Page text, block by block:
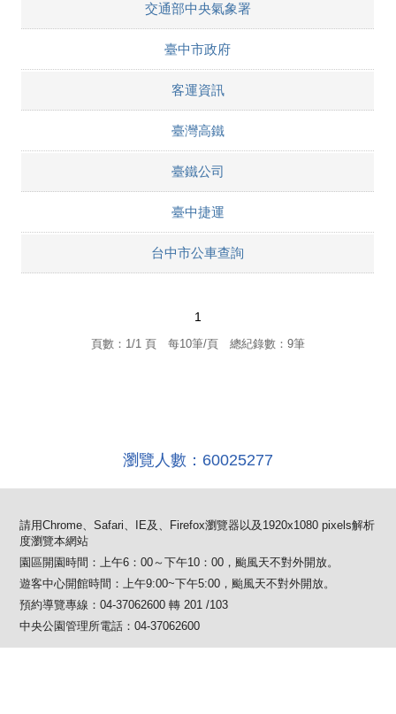
交通部中央氣象署
臺中市政府
客運資訊
臺灣高鐵
臺鐵公司
臺中捷運
台中市公車查詢
1
頁數：1/1 頁 每10筆/頁 總紀錄數：9筆
瀏覽人數：60025277
請用Chrome、Safari、IE及、Firefox瀏覽器以及1920x1080 pixels解析
度瀏覽本網站
園區開園時間：上午6：00～下午10：00，颱風天不對外開放。
遊客中心開館時間：上午9:00~下午5:00，颱風天不對外開放。
預約導覽專線：04-37062600 轉 201 /103
中央公園管理所電話：04-37062600